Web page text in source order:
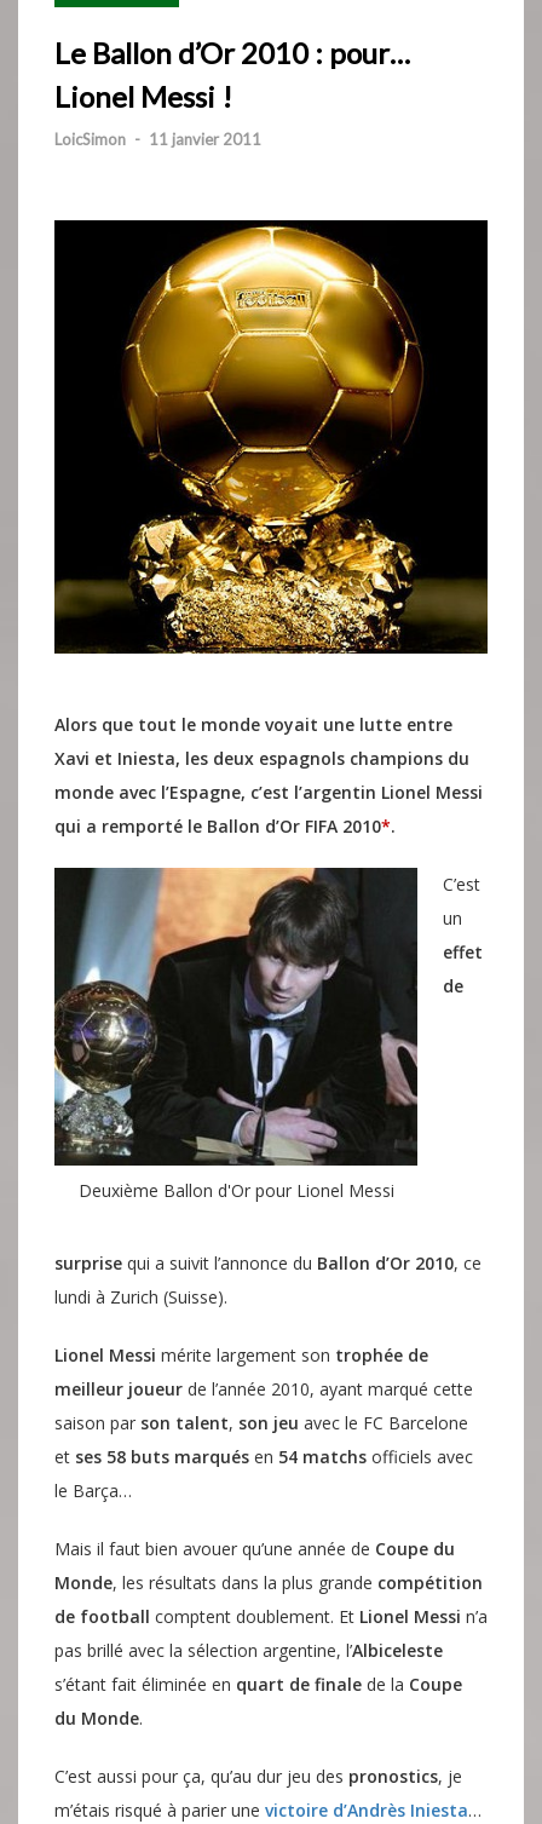
Le Ballon d’Or 2010 : pour…
Lionel Messi !
LoicSimon - 11 janvier 2011
Alors que tout le monde voyait une lutte entre
Xavi et Iniesta, les deux espagnols champions du
monde avec l’Espagne, c’est l’argentin Lionel Messi
qui a remporté le Ballon d’Or FIFA 2010*.
Deuxième Ballon d'Or pour Lionel Messi
C’est
un
effet
de
surprise qui a suivit l’annonce du Ballon d’Or 2010, ce
lundi à Zurich (Suisse).
Lionel Messi mérite largement son trophée de
meilleur joueur de l’année 2010, ayant marqué cette
saison par son talent, son jeu avec le FC Barcelone
et ses 58 buts marqués en 54 matchs officiels avec
le Barça…
Mais il faut bien avouer qu’une année de Coupe du
Monde, les résultats dans la plus grande compétition
de football comptent doublement. Et Lionel Messi n’a
pas brillé avec la sélection argentine, l’Albiceleste
s’étant fait éliminée en quart de finale de la Coupe
du Monde.
C’est aussi pour ça, qu’au dur jeu des pronostics, je
m’étais risqué à parier une victoire d’Andrès Iniesta…